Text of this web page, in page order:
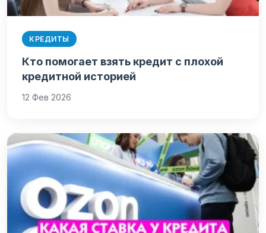
КРЕДИТЫ
Кто помогает взять кредит с плохой
кредитной историей
12 Фев 2026